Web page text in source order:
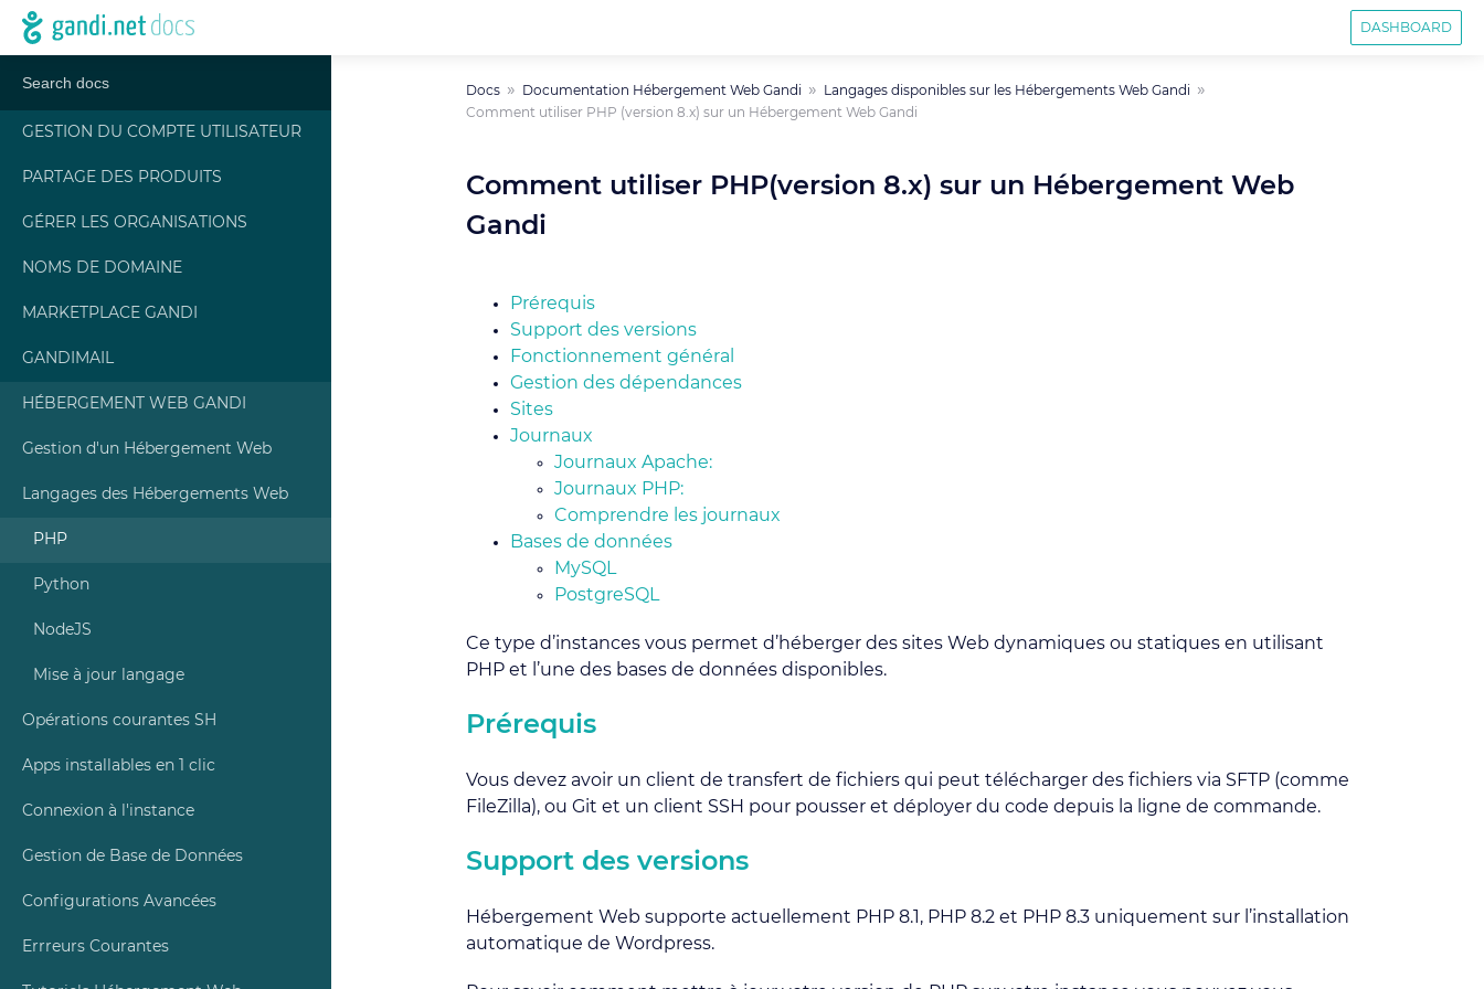
DASHBOARD
GESTION DU COMPTE UTILISATEUR
PARTAGE DES PRODUITS
GÉRER LES ORGANISATIONS
NOMS DE DOMAINE
MARKETPLACE GANDI
GANDIMAIL
HÉBERGEMENT WEB GANDI
Gestion d'un Hébergement Web
Langages des Hébergements Web
PHP
Python
NodeJS
Mise à jour langage
Opérations courantes SH
Apps installables en 1 clic
Connexion à l'instance
Gestion de Base de Données
Configurations Avancées
Errreurs Courantes
Docs Documentation Hébergement Web Gandi
Langages disponibles sur les Hébergements Web Gandi
Comment utiliser PHP (version 8.x) sur un Hébergement Web Gandi
Comment utiliser PHP(version 8.x) sur un Hébergement Web
Gandi
Prérequis
Support des versions
Fonctionnement général
Gestion des dépendances
Sites
Journaux
Journaux Apache:
Journaux PHP:
Comprendre les journaux
Bases de données
MySQL
PostgreSQL
Ce type d’instances vous permet d’héberger des sites Web dynamiques ou statiques en utilisant
PHP et l’une des bases de données disponibles.
Prérequis
Vous devez avoir un client de transfert de fichiers qui peut télécharger des fichiers via SFTP (comme
FileZilla), ou Git et un client SSH pour pousser et déployer du code depuis la ligne de commande.
Support des versions
Hébergement Web supporte actuellement PHP 8.1, PHP 8.2 et PHP 8.3 uniquement sur l’installation
automatique de Wordpress.